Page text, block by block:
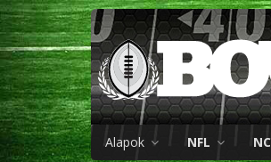
Alapok NFL